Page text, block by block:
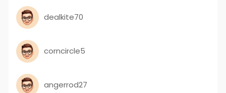
dealkite70
corncircle5
angerrod27